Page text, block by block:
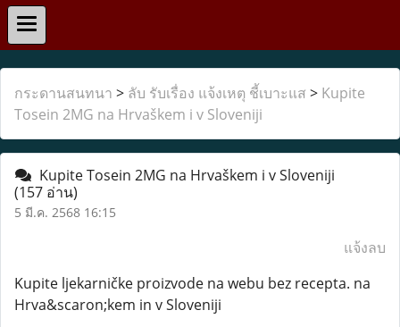
กระดานสนทนา > ลับ รับเรื่อง แจ้งเหตุ ชี้เบาะแส > Kupite
Tosein 2MG na Hrvaškem i v Sloveniji
Kupite Tosein 2MG na Hrvaškem i v Sloveniji
(157 อ่าน)
5 มี.ค. 2568 16:15
แจ้งลบ
Kupite ljekarničke proizvode na webu bez recepta. na
Hrva&scaron;kem in v Sloveniji